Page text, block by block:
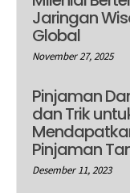
Jaringan
Global
November 27, 2025
Pinjaman
dan Trik
Pinjaman
Desember 11, 2023